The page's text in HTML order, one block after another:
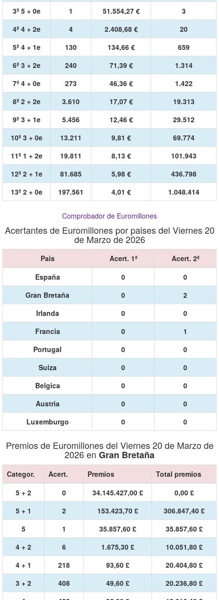
3ª 5 + 0e
1 51.554,27 €
3
4ª 4 + 2e
4 2.408,68 €
20
5ª 4 + 1e
130 134,66 €
659
6ª 3 + 2e
240 71,39 €
1.314
7ª 4 + 0e
273 46,36 €
1.422
8ª 2 + 2e
3.610 17,07 €
19.313
9ª 3 + 1e
5.456 12,46 €
29.512
10ª 3 + 0e
13.211 9,81 €
69.774
11ª 1 + 2e
19.811 8,13 €
101.943
12ª 2 + 1e
81.685 5,98 €
436.798
13ª 2 + 0e
197.561 4,01 € 1.048.414
Comprobador de Euromillones
Acertantes de Euromillones por paises del Viernes 20
de Marzo de 2026
Pais Acert. 1ª
Acert. 2ª
España
0
0
Gran Bretaña
0
2
Irlanda
0
0
Francia
0
1
Portugal
0
0
Suiza
0
0
Belgica
0
0
Austria
0
0
Luxemburgo
0 0
Premios de Euromillones del Viernes 20 de Marzo de
2026 en Gran Bretaña
Categor. Acert. Premios
Total premios
5 + 2
0 34.145.427,00 £
0,00 £
5 + 1
2 153.423,70 £
306.847,40 £
5
1 35.857,60 £
35.857,60 £
4 + 2
6 1.675,30 £
10.051,80 £
4 + 1
218 93,60 £
20.404,80 £
3 + 2
408 49,60 £
20.236,80 £